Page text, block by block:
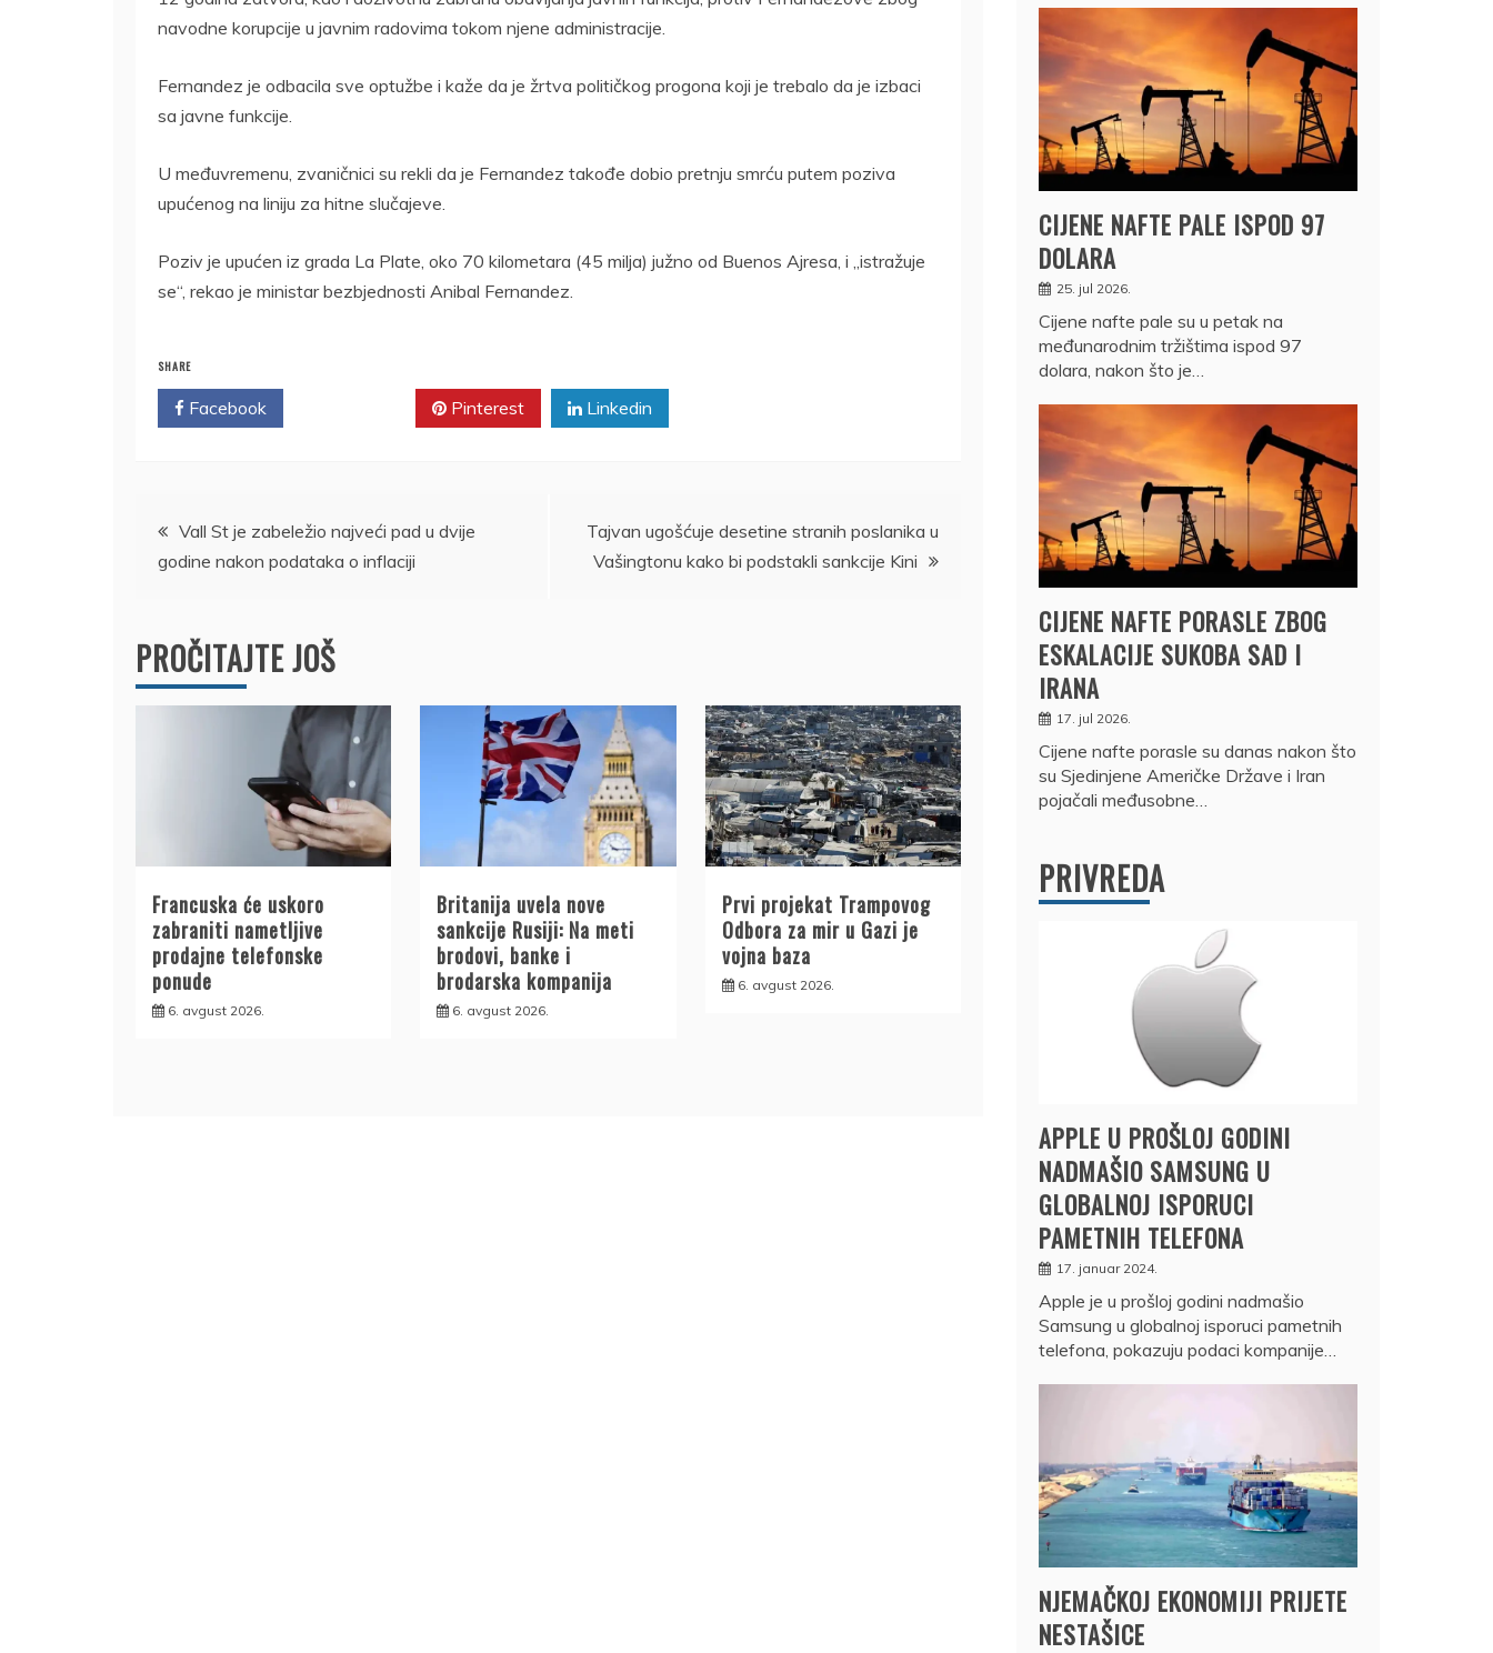
navodne korupcije u javnim radovima tokom njene administracije.
Fernandez je odbacila sve optužbe i kaže da je žrtva političkog progona koji je trebalo da je izbaci
sa javne funkcije.
U međuvremenu, zvaničnici su rekli da je Fernandez takođe dobio pretnju smrću putem poziva
upućenog na liniju za hitne slučajeve.
Poziv je upućen iz grada La Plate, oko 70 kilometara (45 milja) južno od Buenos Ajresa, i „istražuje
se“, rekao je ministar bezbjednosti Anibal Fernandez.
SHARE
Facebook Pinterest Linkedin
Kretanje
članka
Vall St je zabeležio najveći pad u dvije
godine nakon podataka o inflaciji
Tajvan ugošćuje desetine stranih poslanika u
Vašingtonu kako bi podstakli sankcije Kini
PROČITAJTE JOŠ
Francuska će uskoro
zabraniti nametljive
prodajne telefonske
ponude
6. avgust 2026.
Britanija uvela nove
sankcije Rusiji: Na meti
brodovi, banke i
brodarska kompanija
6. avgust 2026.
Prvi projekat Trampovog
Odbora za mir u Gazi je
vojna baza
6. avgust 2026.
CIJENE NAFTE PALE ISPOD 97
DOLARA
25. jul 2026.
Cijene nafte pale su u petak na
međunarodnim tržištima ispod 97
dolara, nakon što je…
CIJENE NAFTE PORASLE ZBOG
ESKALACIJE SUKOBA SAD I
IRANA
17. jul 2026.
Cijene nafte porasle su danas nakon što
su Sjedinjene Američke Države i Iran
pojačali međusobne…
PRIVREDA
APPLE U PROŠLOJ GODINI
NADMAŠIO SAMSUNG U
GLOBALNOJ ISPORUCI
PAMETNIH TELEFONA
17. januar 2024.
Apple je u prošloj godini nadmašio
Samsung u globalnoj isporuci pametnih
telefona, pokazuju podaci kompanije…
NJEMAČKOJ EKONOMIJI PRIJETE
NESTAŠICE